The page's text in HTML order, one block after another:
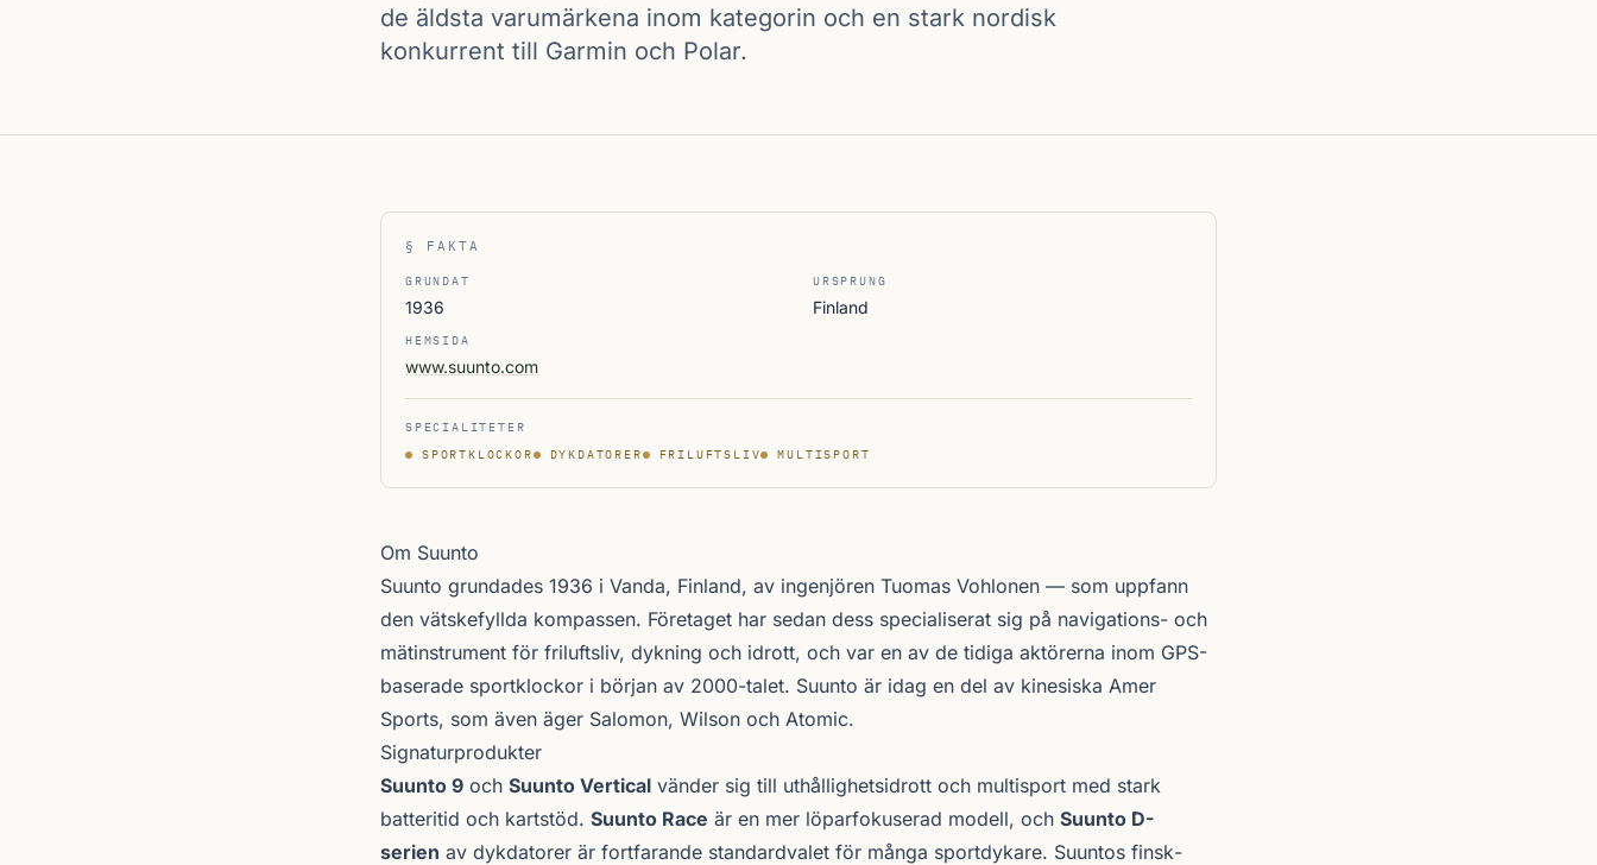
de äldsta varumärkena inom kategorin och en stark nordisk
konkurrent till Garmin och Polar.
§ FAKTA
GRUNDAT
1936
URSPRUNG
Finland
HEMSIDA
www.suunto.com
SPECIALITETER
SPORTKLOCKOR
DYKDATORER FRILUFTSLIV MULTISPORT
Om Suunto
Suunto grundades 1936 i Vanda, Finland, av ingenjören Tuomas Vohlonen — som uppfann
den vätskefyllda kompassen. Företaget har sedan dess specialiserat sig på navigations- och
mätinstrument för friluftsliv, dykning och idrott, och var en av de tidiga aktörerna inom GPS-
baserade sportklockor i början av 2000-talet. Suunto är idag en del av kinesiska Amer
Sports, som även äger Salomon, Wilson och Atomic.
Signaturprodukter
Suunto 9 och Suunto Vertical vänder sig till uthållighetsidrott och multisport med stark
batteritid och kartstöd. Suunto Race är en mer löparfokuserad modell, och Suunto D-
serien av dykdatorer är fortfarande standardvalet för många sportdykare. Suuntos finsk­